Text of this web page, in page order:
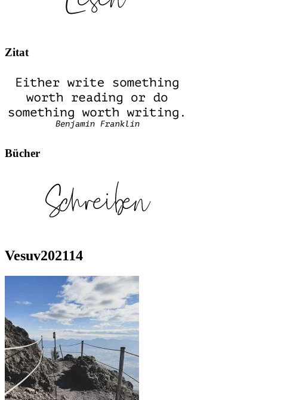
Zitat
Bücher
Vesuv202114